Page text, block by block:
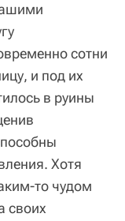
сотни
и под их
в руины
Хотя
то чудом
своих